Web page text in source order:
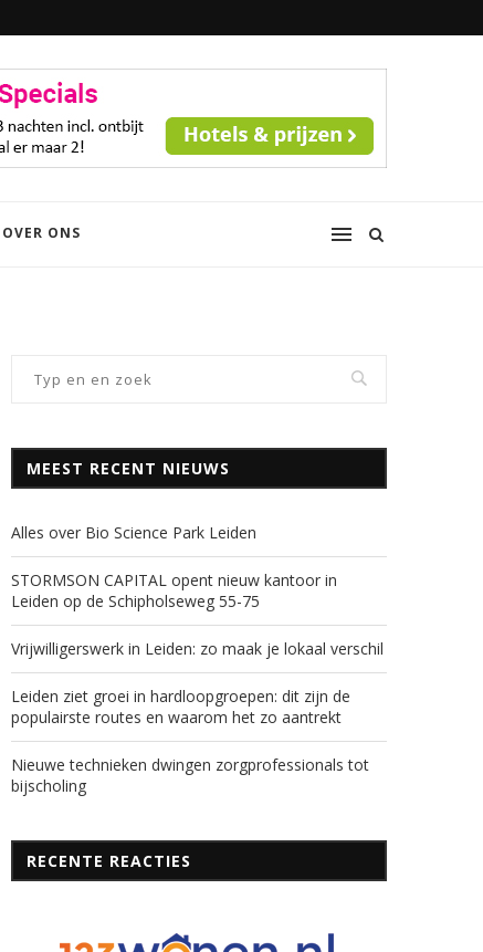
OVER ONS
MEEST RECENT NIEUWS
Alles over Bio Science Park Leiden
STORMSON CAPITAL opent nieuw kantoor in
Leiden op de Schipholseweg 55-75
Vrijwilligerswerk in Leiden: zo maak je lokaal verschil
Leiden ziet groei in hardloopgroepen: dit zijn de
populairste routes en waarom het zo aantrekt
Nieuwe technieken dwingen zorgprofessionals tot
bijscholing
RECENTE REACTIES